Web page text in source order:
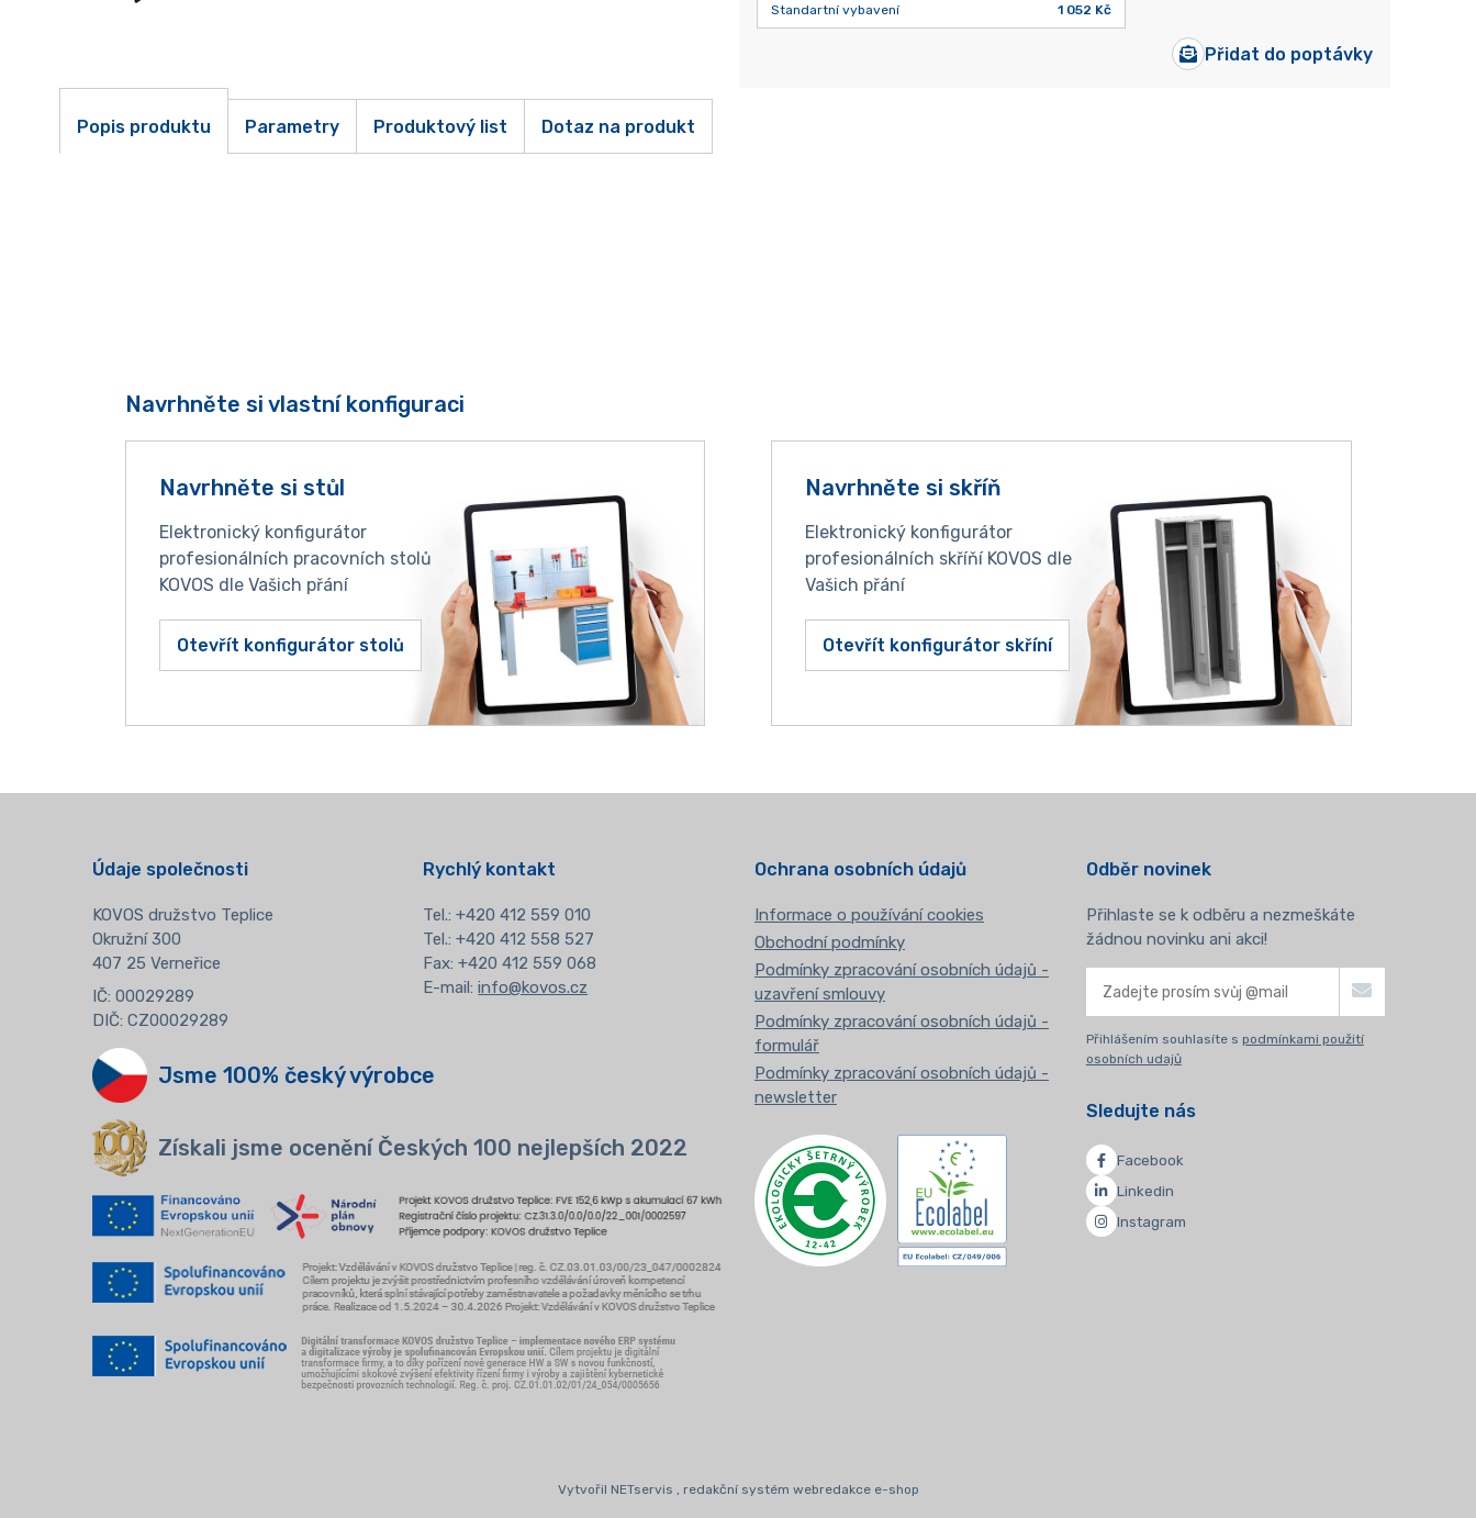
Standartní vybavení 1 052 Kč
Přidat do poptávky
Popis produktu Parametry Produktový list Dotaz na produkt
Navrhněte si vlastní konfiguraci
Navrhněte si stůl
Elektronický konfigurátor
profesionálních pracovních stolů
KOVOS dle Vašich přání
Otevřít konfigurátor stolů
Navrhněte si skříň
Elektronický konfigurátor
profesionálních skříňí KOVOS dle
Vašich přání
Otevřít konfigurátor skříní
Údaje společnosti
KOVOS družstvo Teplice
Okružní 300
407 25 Verneřice
IČ: 00029289
DIČ: CZ00029289
Rychlý kontakt
Tel.:+420 412 559 010
Tel.: +420 412 558 527
Fax: +420 412 559 068
E-mail:info@kovos.cz
Jsme 100% český výrobce
Získali jsme ocenění Českých 100 nejlepších 2022
Ochrana osobních údajů
Informace o používání cookies
Obchodní podmínky
Podmínky zpracování osobních údajů -
uzavření smlouvy
Podmínky zpracování osobních údajů -
formulář
Podmínky zpracování osobních údajů -
newsletter
Odběr novinek
Přihlaste se k odběru a nezmeškáte
žádnou novinku ani akci!
Přihlášením souhlasíte s podmínkami použití
osobních udajů
Sledujte nás
Facebook
Linkedin
Instagram
Vytvořil NETservis , redakční systém webredakce e-shop